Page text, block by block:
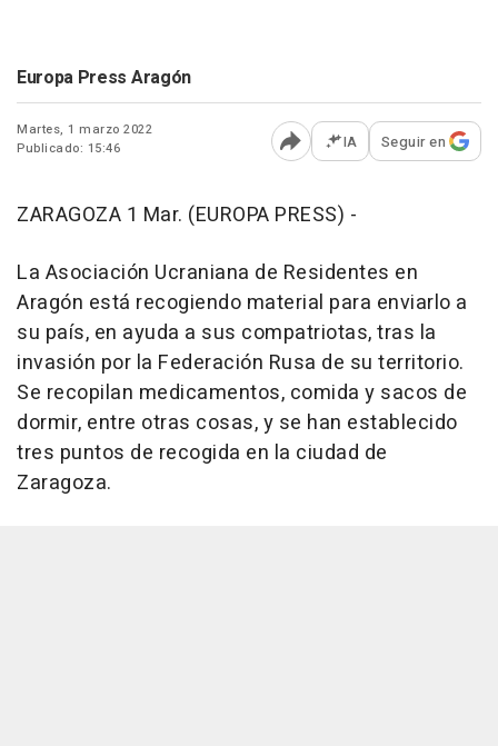
Europa Press Aragón
Martes, 1 marzo 2022
Publicado: 15:46
Abrir opciones para
IA Seguir en
ZARAGOZA 1 Mar. (EUROPA PRESS) -
La Asociación Ucraniana de Residentes en
Aragón está recogiendo material para enviarlo a
su país, en ayuda a sus compatriotas, tras la
invasión por la Federación Rusa de su territorio.
Se recopilan medicamentos, comida y sacos de
dormir, entre otras cosas, y se han establecido
tres puntos de recogida en la ciudad de
Zaragoza.